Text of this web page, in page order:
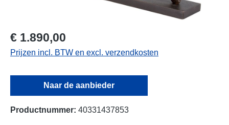
€ 1.890,00
Prijzen incl. BTW en excl. verzendkosten
Naar de aanbieder
Productnummer: 40331437853